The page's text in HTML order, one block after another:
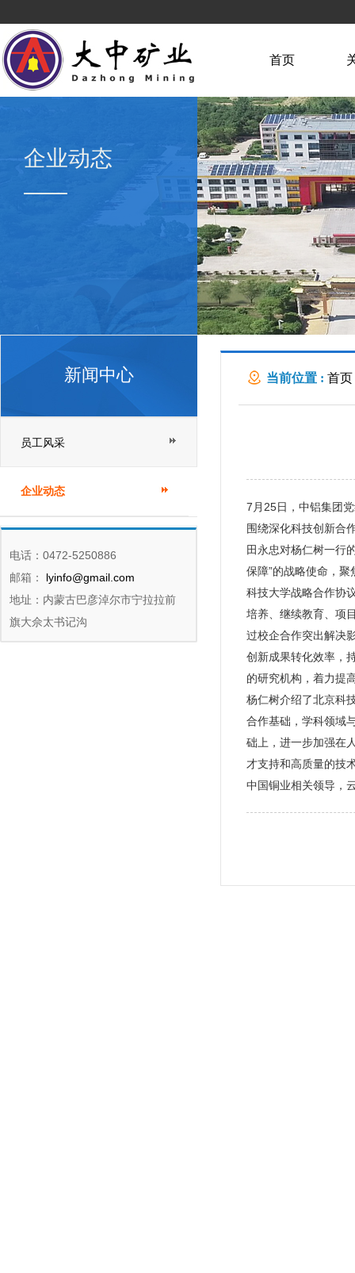
首页
企业动态
新闻中心
员工风采
企业动态
电话：0472-5250886
邮箱：
lyinfo@gmail.com
地址：内蒙古巴彦淖尔市宁拉拉前
旗大佘太书记沟
当前位置 : 首页
7月25日，中铝集团
围绕深化科技创新合
田永忠对杨仁树一行
保障”的战略使命，
科技大学战略合作协
培养、继续教育、项
过校企合作突出解决
创新成果转化效率，
的研究机构，着力提
杨仁树介绍了北京科
合作基础，学科领域
础上，进一步加强在
才支持和高质量的技
中国铜业相关领导，